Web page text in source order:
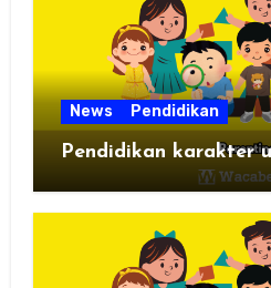
News Pendidikan
Pendidikan karakter